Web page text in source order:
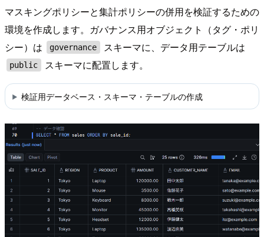
マスキングポリシーと集計ポリシーの併用を検証するための
環境を作成します。ガバナンス用オブジェクト（タグ・ポリ
シー）は
governance スキーマに、データ用テーブルは
public スキーマに配置します。
検証用データベース・スキーマ・テーブルの作成